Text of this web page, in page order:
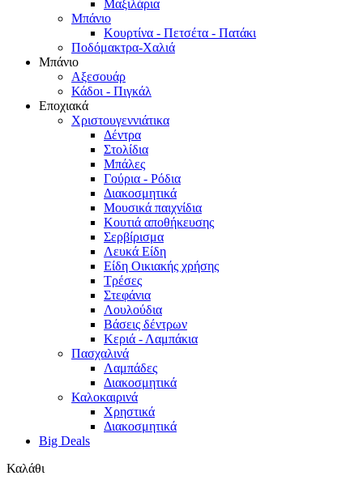
Μαξιλάρια
Μπάνιο
Κουρτίνα - Πετσέτα - Πατάκι
Ποδόμακτρα-Χαλιά
Μπάνιο
Αξεσουάρ
Κάδοι - Πιγκάλ
Εποχιακά
Χριστουγεννιάτικα
Δέντρα
Στολίδια
Μπάλες
Γούρια - Ρόδια
Διακοσμητικά
Μουσικά παιχνίδια
Κουτιά αποθήκευσης
Σερβίρισμα
Λευκά Είδη
Είδη Οικιακής χρήσης
Τρέσες
Στεφάνια
Λουλούδια
Βάσεις δέντρων
Κεριά - Λαμπάκια
Πασχαλινά
Λαμπάδες
Διακοσμητικά
Καλοκαιρινά
Χρηστικά
Διακοσμητικά
Big Deals
Καλάθι